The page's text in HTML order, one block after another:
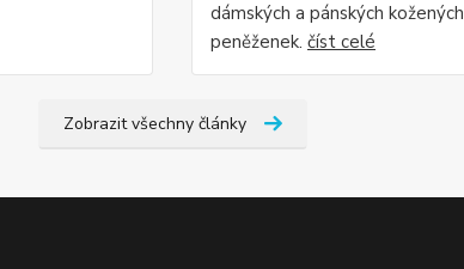
dámských a pánských kožených
peněženek. číst celé
Zobrazit všechny články